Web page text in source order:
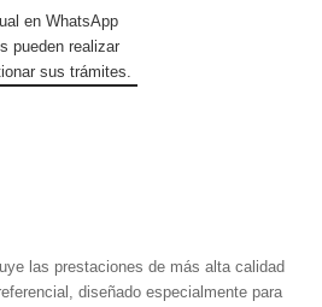
en WhatsApp
pueden realizar
sus trámites.
las prestaciones de más alta calidad
diseñado especialmente para